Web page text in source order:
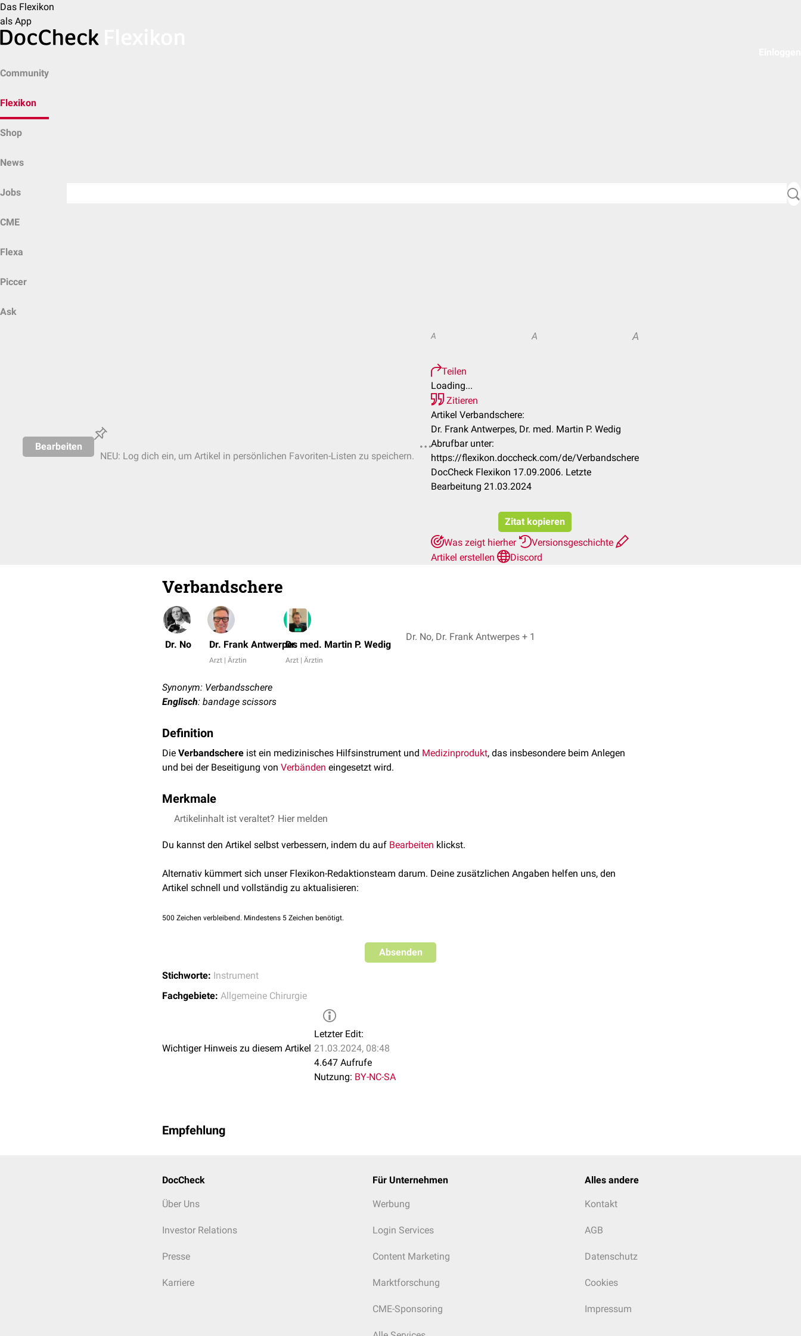
Das Flexikon
als App
Community
Flexikon
Shop
News
Jobs
CME
Flexa
Piccer
Ask
Bearbeiten
NEU: Log dich ein, um Artikel in persönlichen Favoriten-Listen zu speichern.
A A A
Teilen
Loading...
Zitieren
Artikel Verbandschere:
Dr. Frank Antwerpes, Dr. med. Martin P. Wedig
Abrufbar unter:
https://flexikon.doccheck.com/de/Verbandschere
DocCheck Flexikon 17.09.2006. Letzte
Bearbeitung 21.03.2024
Zitat kopieren
Was zeigt hierher
Versionsgeschichte
Artikel erstellen
Discord
Verbandschere
Dr. No Dr. Frank Antwerpes
Arzt | Ärztin
Dr. med. Martin P. Wedig
Arzt | Ärztin
Dr. No, Dr. Frank Antwerpes + 1
Synonym: Verbandsschere
Englisch: bandage scissors
Definition
Die Verbandschere ist ein medizinisches Hilfsinstrument und Medizinprodukt, das insbesondere beim Anlegen
und bei der Beseitigung von Verbänden eingesetzt wird.
Merkmale
Verbandscheren gibt es in vielen verschiedenen Größen und Ausführungen. Sie werden als reine
Die klassische Verbandschere (nachLister) besitzt zwei stumpf endende Scherblätter, von denen das untere
zusätzlich an der Spitze horizontal abgeflacht ist. Die Scherblätter sind in der Öffnungsebene der Schere
gegenüber dem Scherenstiel um etwa 30° abgewinkelt. Das abgeflachte Ende der Verbandschere kann unter den
Verband geschoben werden, so dass der Verband ohne Gefahr einer
Artikelinhalt ist veraltet? Hier melden
Du kannst den Artikel selbst verbessern, indem du auf Bearbeiten klickst.
Alternativ kümmert sich unser Flexikon-Redaktionsteam darum. Deine zusätzlichen Angaben helfen uns, den
Artikel schnell und vollständig zu aktualisieren:
500 Zeichen verbleibend. Mindestens 5 Zeichen benötigt.
Absenden
Stichworte: Instrument
Fachgebiete: Allgemeine Chirurgie
Wichtiger Hinweis zu diesem Artikel
Letzter Edit:
21.03.2024, 08:48
4.647 Aufrufe
Nutzung: BY-NC-SA
Empfehlung
DocCheck
Über Uns
Investor Relations
Presse
Karriere
Für Unternehmen
Werbung
Login Services
Content Marketing
Marktforschung
CME-Sponsoring
Alles andere
Kontakt
AGB
Datenschutz
Cookies
Impressum